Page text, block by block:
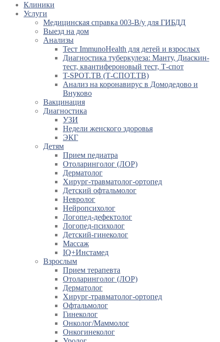
Клиники
Услуги
Медицинская справка 003-В/у для ГИБДД
Выезд на дом
Анализы
Тест ImmunoHealth для детей и взрослых
Диагностика туберкулеза: Манту, Диаскин-
тест, квантифероновый тест, Т-спот
T-SPOT.TB (Т-СПОТ.ТВ)
Анализ на коронавирус в Домодедово и
Внуково
Вакцинация
Диагностика
УЗИ
Недели женского здоровья
ЭКГ
Детям
Прием педиатра
Отоларинголог (ЛОР)
Дерматолог
Хирург-травматолог-ортопед
Детский офтальмолог
Невролог
Нейропсихолог
Логопед-дефектолог
Логопед-психолог
Детский-гинеколог
Массаж
IQ+Инстамед
Взрослым
Прием терапевта
Отоларинголог (ЛОР)
Дерматолог
Хирург-травматолог-ортопед
Офтальмолог
Гинеколог
Онколог/Маммолог
Онкогинеколог